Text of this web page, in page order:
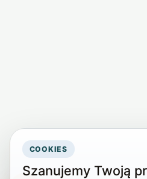
COOKIES
Szanujemy Twoją